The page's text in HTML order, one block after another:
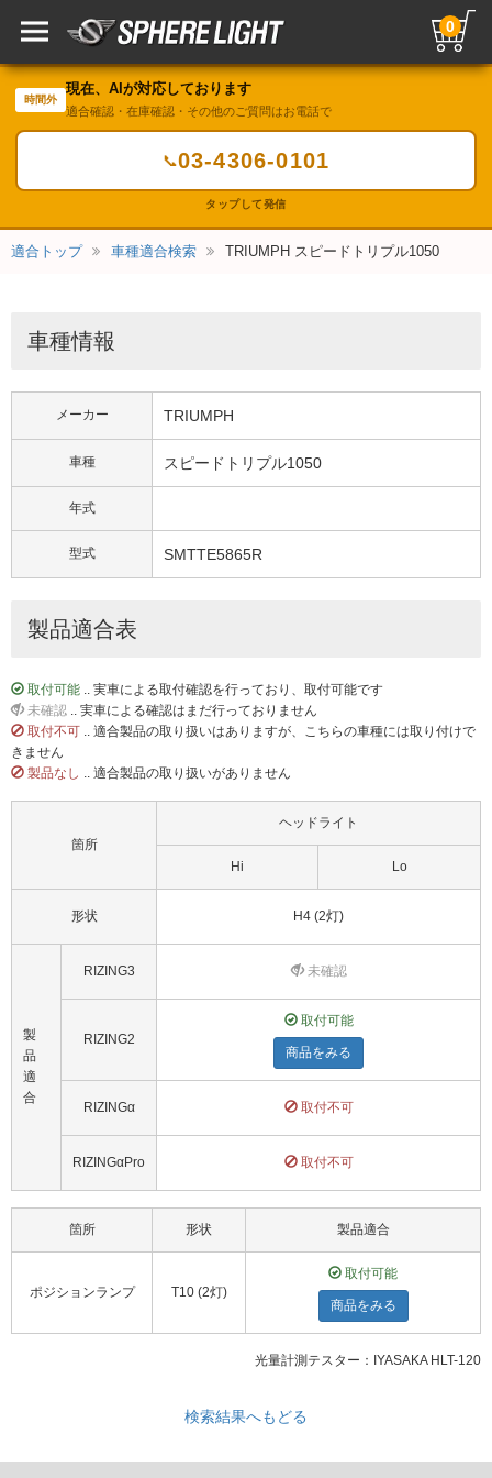
0
時間外
現在、AIが対応しております
適合確認・在庫確認・その他のご質問はお電話で
📞03-4306-0101
タップして発信
適合トップ 車種適合検索 TRIUMPH スピードトリプル1050
車種情報
メーカー TRIUMPH
車種 スピードトリプル1050
年式
型式 SMTTE5865R
製品適合表
取付可能 .. 実車による取付確認を行っており、取付可能です
未確認 .. 実車による確認はまだ行っておりません
取付不可 .. 適合製品の取り扱いはありますが、こちらの車種には取り付けで
きません
製品なし .. 適合製品の取り扱いがありません
箇所
ヘッドライト
Hi Lo
形状 H4 (2灯)
製
品
適
合
RIZING3 未確認
RIZING2
取付可能
商品をみる
RIZINGα 取付不可
RIZINGαPro 取付不可
箇所 形状 製品適合
ポジションランプ T10 (2灯)
取付可能
商品をみる
光量計測テスター：IYASAKA HLT-120
検索結果へもどる